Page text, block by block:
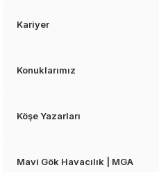
Kariyer
Konuklarımız
Köşe Yazarları
Mavi Gök Havacılık | MGA